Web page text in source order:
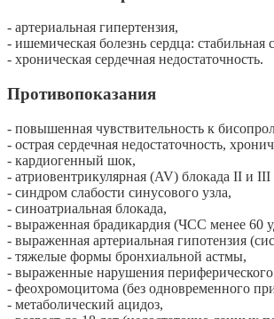
- артериальная гипертензия,
- ишемическая болезнь сердца: стабильная
- хроническая сердечная недостаточность.
Противопоказания
- повышенная чувствительность к
- острая сердечная недостаточность,
- кардиогенный шок,
- атриовентрикулярная (AV) блокада II и III
- синдром слабости синусового узла,
- синоатриальная блокада,
- выраженная брадикардия (ЧСС менее 60
- выраженная артериальная гипотензия
- тяжелые формы бронхиальной астмы,
- выраженные нарушения
- феохромоцитома (без одновременного
- метаболический ацидоз,